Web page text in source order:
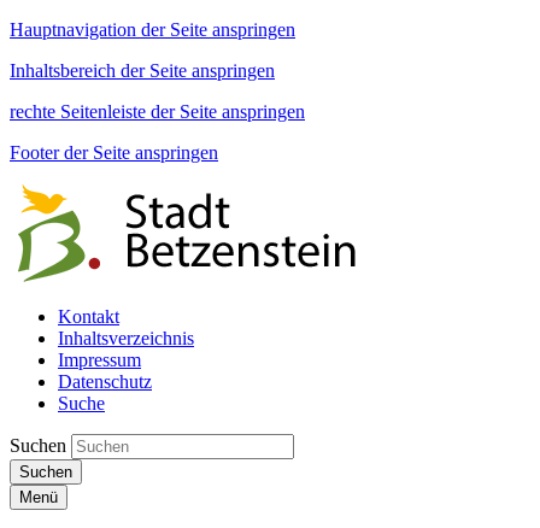
Hauptnavigation der Seite anspringen
Inhaltsbereich der Seite anspringen
rechte Seitenleiste der Seite anspringen
Footer der Seite anspringen
Kontakt
Inhaltsverzeichnis
Impressum
Datenschutz
Suche
Suchen
Suchen
Menü